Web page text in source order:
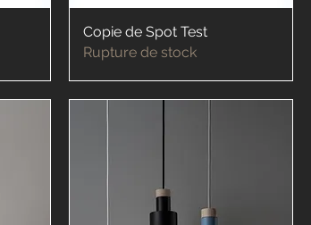
Copie de Spot Test
Rupture de stock